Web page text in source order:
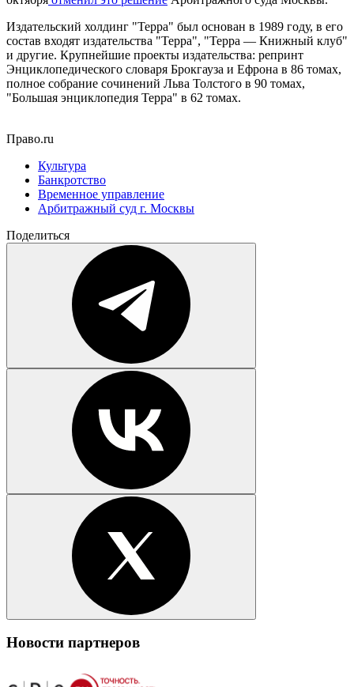
Издательский холдинг "Терра" был основан в 1989 году, в его
состав входят издательства "Терра", "Терра — Книжный клуб"
и другие. Крупнейшие проекты издательства: репринт
Энциклопедического словаря Брокгауза и Ефрона в 86 томах,
полное собрание сочинений Льва Толстого в 90 томах,
"Большая энциклопедия Терра" в 62 томах.
Право.ru
Культура
Банкротство
Временное управление
Арбитражный суд г. Москвы
Поделиться
Новости партнеров